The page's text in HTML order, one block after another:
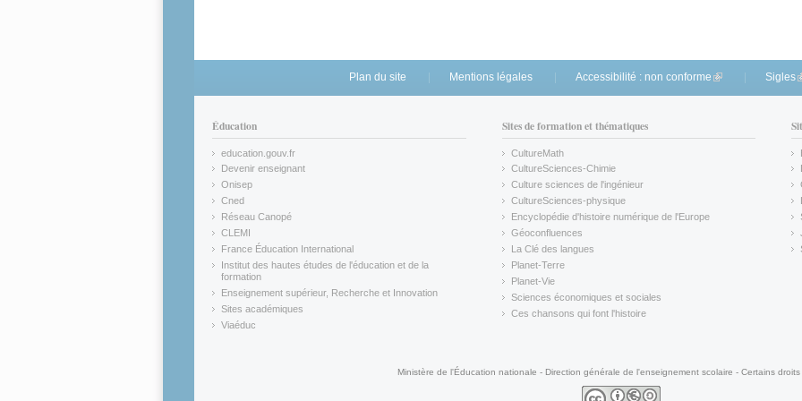
Plan du site Mentions légales Accessibilité : non conforme (link is external)
Sigles
Éducation
education.gouv.fr
(link is external)
Devenir enseignant
(link is external)
Onisep
(link is external)
Cned
(link is external)
Réseau Canopé
(link is external)
CLEMI
(link is external)
France Éducation International
(link is external)
Institut des hautes études de l'éducation et de la
formation
(link is external)
Enseignement supérieur, Recherche et Innovation
(link is external)
Sites académiques
(link is external)
Viaéduc
Sites de formation et thématiques
CultureMath
(link is external)
CultureSciences-Chimie
(link is external)
Culture sciences de l'ingénieur
CultureSciences-physique
(link is external)
Encyclopédie d'histoire numérique de l'Europe
(link is external)
Géoconfluences
(link is external)
La Clé des langues
(link is external)
Planet-Terre
(link is external)
Planet-Vie
(link is external)
Sciences économiques et sociales
(link is external)
Ces chansons qui font l'histoire
Ministère de l'Éducation nationale - Direction générale de l'enseignement scolaire - Certains droits